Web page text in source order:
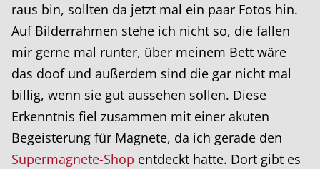
raus bin, sollten da jetzt mal ein paar Fotos hin.
Auf Bilderrahmen stehe ich nicht so, die fallen
mir gerne mal runter, über meinem Bett wäre
das doof und außerdem sind die gar nicht mal
billig, wenn sie gut aussehen sollen. Diese
Erkenntnis fiel zusammen mit einer akuten
Begeisterung für Magnete, da ich gerade den
Supermagnete-Shop entdeckt hatte. Dort gibt es